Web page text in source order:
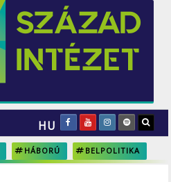
HU
HÁBORÚ BELPOLITIKA